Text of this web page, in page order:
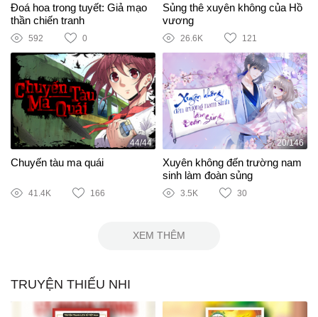
Đoá hoa trong tuyết: Giả mạo
thần chiến tranh
592 0
Sủng thê xuyên không của Hồ
vương
26.6K 121
44/44
Chuyến tàu ma quái
41.4K 166
20/146
Xuyên không đến trường nam
sinh làm đoàn sủng
3.5K 30
XEM THÊM
TRUYỆN THIẾU NHI